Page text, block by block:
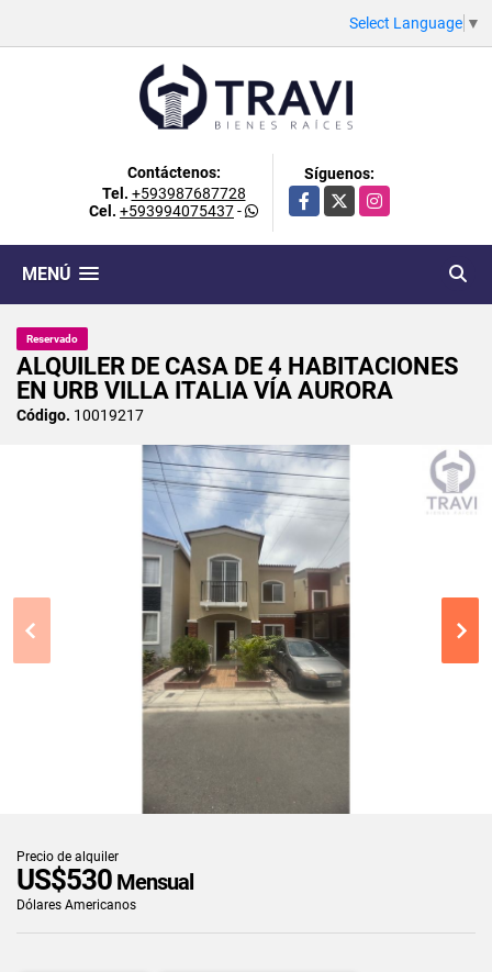
Select Language ▼
Contáctenos:
Tel. +593987687728
Cel. +593994075437-
Síguenos:
Facebook
X Instagram
MENÚ
Reservado
ALQUILER DE CASA DE 4 HABITACIONES
EN URB VILLA ITALIA VÍA AURORA
Código. 10019217
Precio de alquiler
US$530 Mensual
Dólares Americanos